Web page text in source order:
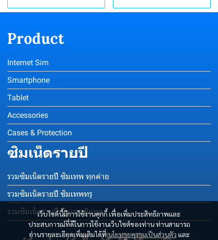
เว็บไซต์นี้มีการใช้งานคุกกี้ เพื่อเพิ่มประสิทธิภาพและ
ประสบการณ์ที่ดีในการใช้งานเว็บไซต์ของท่าน ท่านสามารถ
อ่านรายละเอียดเพิ่มเติมได้ที่นโยบายความเป็นส่วนตัว และ
Product
Internet Sim
Smartphone
Tablet
Accessories
Cases & Protection
ซิมเน็ตรายปี
รวมซิมเน็ตรายปี ซิมเทพ ทุกค่าย
รวมซิมเน็ตรายปี ซิมเทพทรู
รวมซิมเน็ตรายปี ซิมเทพดีแทค